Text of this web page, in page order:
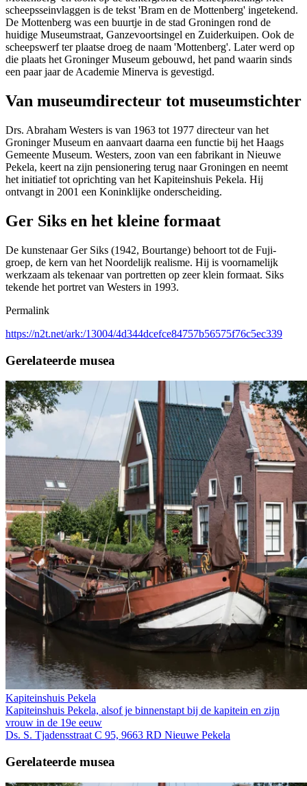
scheepsseinvlaggen is de tekst 'Bram en de Mottenberg' ingetekend.
De Mottenberg was een buurtje in de stad Groningen rond de
huidige Museumstraat, Ganzevoortsingel en Zuiderkuipen. Ook de
scheepswerf ter plaatse droeg de naam 'Mottenberg'. Later werd op
die plaats het Groninger Museum gebouwd, het pand waarin sinds
een paar jaar de Academie Minerva is gevestigd.
Van museumdirecteur tot museumstichter
Drs. Abraham Westers is van 1963 tot 1977 directeur van het
Groninger Museum en aanvaart daarna een functie bij het Haags
Gemeente Museum. Westers, zoon van een fabrikant in Nieuwe
Pekela, keert na zijn pensionering terug naar Groningen en neemt
het initiatief tot oprichting van het Kapiteinshuis Pekela. Hij
ontvangt in 2001 een Koninklijke onderscheiding.
Ger Siks en het kleine formaat
De kunstenaar Ger Siks (1942, Bourtange) behoort tot de Fuji-
groep, de kern van het Noordelijk realisme. Hij is voornamelijk
werkzaam als tekenaar van portretten op zeer klein formaat. Siks
tekende het portret van Westers in 1993.
Permalink
https://n2t.net/ark:/13004/4d344dcefce84757b56575f76c5ec339
Gerelateerde musea
Kapiteinshuis Pekela
Kapiteinshuis Pekela, alsof je binnenstapt bij de kapitein en zijn
vrouw in de 19e eeuw
Ds. S. Tjadensstraat C 95, 9663 RD Nieuwe Pekela
Gerelateerde musea